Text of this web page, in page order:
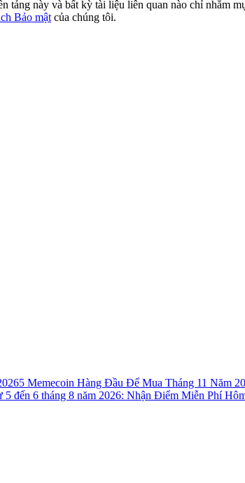
tảng này và bất kỳ tài liệu liên quan nào chỉ
Bảo mật của chúng tôi.
5 Memecoin Hàng Đầu Để Mua Tháng 11 Năm
đến 6 tháng 8 năm 2026: Nhận Điểm Miễn Phí